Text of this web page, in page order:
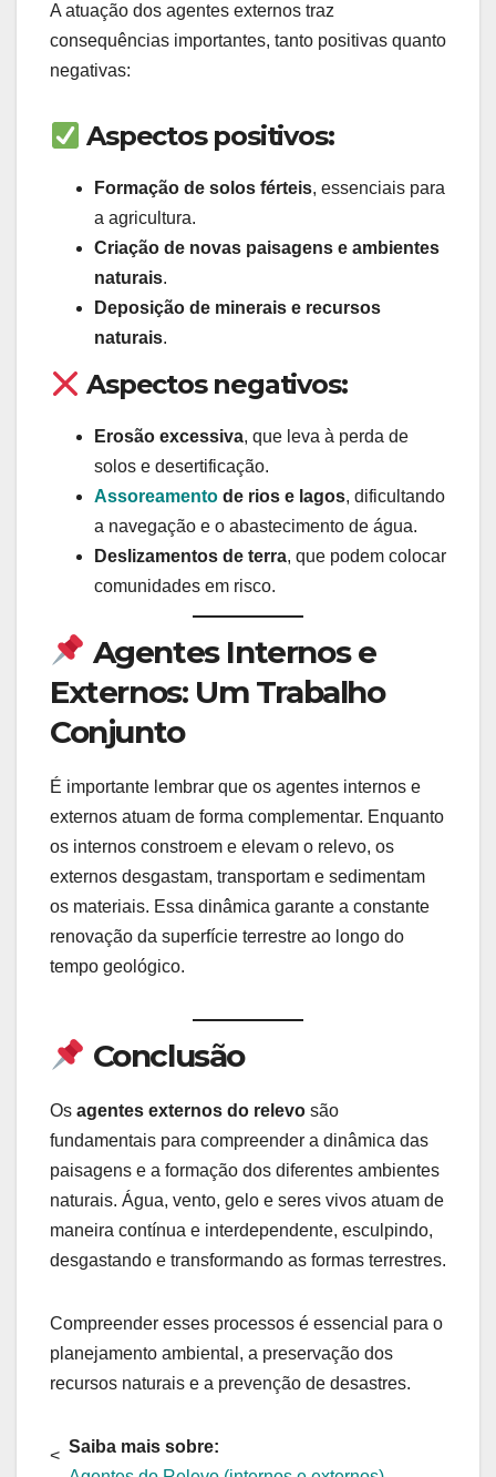
A atuação dos agentes externos traz
consequências importantes, tanto positivas quanto
negativas:
Aspectos positivos:
Formação de solos férteis, essenciais para
a agricultura.
Criação de novas paisagens e ambientes
naturais.
Deposição de minerais e recursos
naturais.
Aspectos negativos:
Erosão excessiva, que leva à perda de
solos e desertificação.
Assoreamento de rios e lagos, dificultando
a navegação e o abastecimento de água.
Deslizamentos de terra, que podem colocar
comunidades em risco.
Agentes Internos e
Externos: Um Trabalho
Conjunto
É importante lembrar que os agentes internos e
externos atuam de forma complementar. Enquanto
os internos constroem e elevam o relevo, os
externos desgastam, transportam e sedimentam
os materiais. Essa dinâmica garante a constante
renovação da superfície terrestre ao longo do
tempo geológico.
Conclusão
Os agentes externos do relevo são
fundamentais para compreender a dinâmica das
paisagens e a formação dos diferentes ambientes
naturais. Água, vento, gelo e seres vivos atuam de
maneira contínua e interdependente, esculpindo,
desgastando e transformando as formas terrestres.
Compreender esses processos é essencial para o
planejamento ambiental, a preservação dos
recursos naturais e a prevenção de desastres.
< Saiba mais sobre: